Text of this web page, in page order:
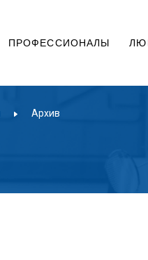
ПРОФЕССИОНАЛЫ
Архив